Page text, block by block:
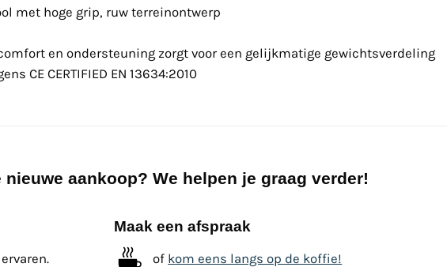
met hoge grip, ruw terreinontwerp
en ondersteuning zorgt voor een gelijkmatige gewichtsverdeling
CE CERTIFIED EN 13634:2010
aankoop? We helpen je graag verder!
Maak een afspraak
of kom eens langs op de koffie!